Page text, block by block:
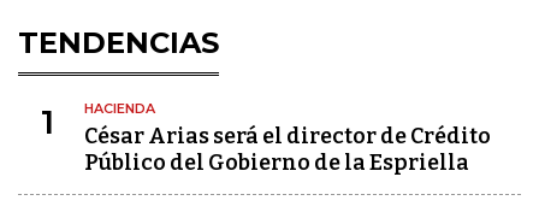
TENDENCIAS
1 HACIENDA
César Arias será el director de Crédito
Público del Gobierno de la Espriella